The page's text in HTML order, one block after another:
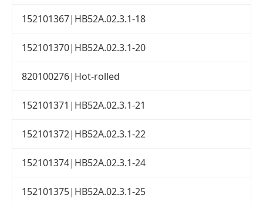
152101367|HB52A.02.3.1-18
152101370|HB52A.02.3.1-20
820100276|Hot-rolled
152101371|HB52A.02.3.1-21
152101372|HB52A.02.3.1-22
152101374|HB52A.02.3.1-24
152101375|HB52A.02.3.1-25